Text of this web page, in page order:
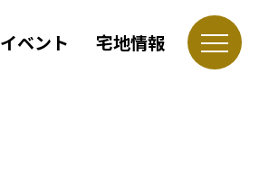
イベント 宅地情報